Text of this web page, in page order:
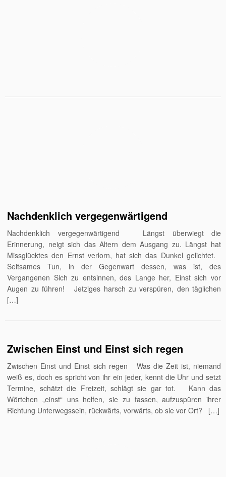
Nachdenklich vergegenwärtigend
Nachdenklich vergegenwärtigend Längst überwiegt die
Erinnerung, neigt sich das Altern dem Ausgang zu. Längst hat
Missglücktes den Ernst verlorn, hat sich das Dunkel gelichtet.
Seltsames Tun, in der Gegenwart dessen, was ist, des
Vergangenen Sich zu entsinnen, des Lange her, Einst sich vor
Augen zu führen! Jetziges harsch zu verspüren, den täglichen
[…]
Zwischen Einst und Einst sich regen
Zwischen Einst und Einst sich regen Was die Zeit ist, niemand
weiß es, doch es spricht von ihr ein jeder, kennt die Uhr und setzt
Termine, schätzt die Freizeit, schlägt sie gar tot. Kann das
Wörtchen „einst“ uns helfen, sie zu fassen, aufzuspüren ihrer
Richtung Unterwegssein, rückwärts, vorwärts, ob sie vor Ort? […]